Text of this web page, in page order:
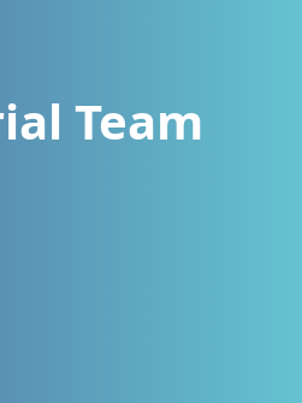
Team